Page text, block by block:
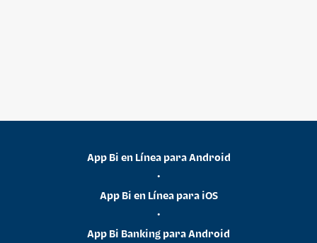
App Bi en Línea para Android
•
App Bi en Línea para iOS
•
App Bi Banking para Android